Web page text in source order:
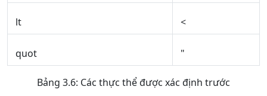
lt <
quot "
Bảng 3.6: Các thực thể được xác định trước